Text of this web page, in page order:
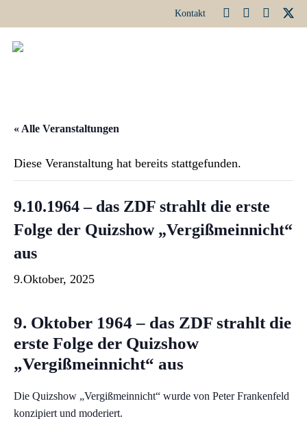
Kontakt
« Alle Veranstaltungen
Diese Veranstaltung hat bereits stattgefunden.
9.10.1964 – das ZDF strahlt die erste
Folge der Quizshow „Vergißmeinnicht“
aus
9.Oktober, 2025
9. Oktober 1964 – das ZDF strahlt die
erste Folge der Quizshow
„Vergißmeinnicht“ aus
Die Quizshow „Vergißmeinnicht“ wurde von Peter Frankenfeld
konzipiert und moderiert.